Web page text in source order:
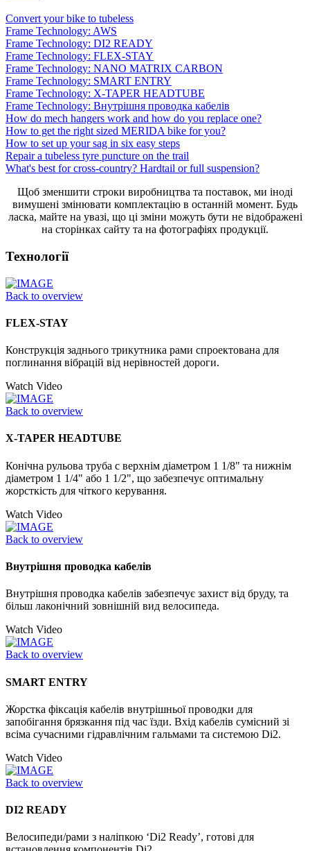
Convert your bike to tubeless
Frame Technology: AWS
Frame Technology: DI2 READY
Frame Technology: FLEX-STAY
Frame Technology: NANO MATRIX CARBON
Frame Technology: SMART ENTRY
Frame Technology: X-TAPER HEADTUBE
Frame Technology: Внутрішня проводка кабелів
How do mech hangers work and how do you replace one?
How to get the right sized MERIDA bike for you?
How to set up your sag in six easy steps
Repair a tubeless tyre puncture on the trail
What's best for cross-country? Hardtail or full suspension?
Щоб зменшити строки виробництва та поставок, ми іноді
вимушені змінювати комплектацію в останній момент. Будь
ласка, майте на увазі, що ці зміни можуть бути не відображені
на сторінках сайту та на фотографіях продукції.
Технології
Back to overview
FLEX-STAY
Конструкція заднього трикутника рами спроектована для
поглинання вібрацій від нерівностей дороги.
Watch Video
Back to overview
X-TAPER HEADTUBE
Конічна рульова труба с верхнім діаметром 1 1/8" та нижнім
діаметром 1 1/4" або 1 1/2", що забезпечує оптимальну
жорсткість для чіткого керування.
Watch Video
Back to overview
Внутрішня проводка кабелів
Внутрішня проводка кабелів забезпечує захист від бруду, та
більш лаконічний зовнішній вид велосипеда.
Watch Video
Back to overview
SMART ENTRY
Жорстка фіксація кабелів внутрішньої проводки для
запобігання брязкання під час їзди. Вхід кабелів сумісний зі
всіма сучасними гідравлічним гальмами та системою Di2.
Watch Video
Back to overview
DI2 READY
Велосипеди/рами з наліпкою ‘Di2 Ready’, готові для